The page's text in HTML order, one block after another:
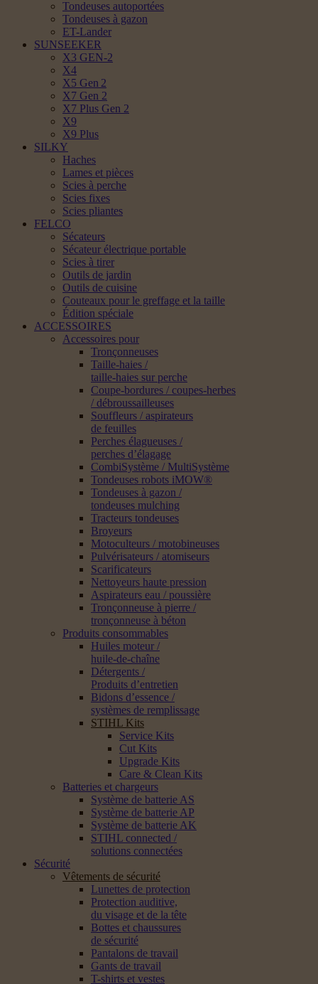
Tondeuses autoportées
Tondeuses à gazon
ET-Lander
SUNSEEKER
X3 GEN-2
X4
X5 Gen 2
X7 Gen 2
X7 Plus Gen 2
X9
X9 Plus
SILKY
Haches
Lames et pièces
Scies à perche
Scies fixes
Scies pliantes
FELCO
Sécateurs
Sécateur électrique portable
Scies à tirer
Outils de jardin
Outils de cuisine
Couteaux pour le greffage et la taille
Édition spéciale
ACCESSOIRES
Accessoires pour
Tronçonneuses
Taille-haies /
taille-haies sur perche
Coupe-bordures / coupes-herbes
/ débroussailleuses
Souffleurs / aspirateurs
de feuilles
Perches élagueuses /
perches d’élagage
CombiSystème / MultiSystème
Tondeuses robots iMOW®
Tondeuses à gazon /
tondeuses mulching
Tracteurs tondeuses
Broyeurs
Motoculteurs / motobineuses
Pulvérisateurs / atomiseurs
Scarificateurs
Nettoyeurs haute pression
Aspirateurs eau / poussière
Tronçonneuse à pierre /
tronçonneuse à béton
Produits consommables
Huiles moteur /
huile-de-chaîne
Détergents /
Produits d’entretien
Bidons d’essence /
systèmes de remplissage
STIHL Kits
Service Kits
Cut Kits
Upgrade Kits
Care & Clean Kits
Batteries et chargeurs
Système de batterie AS
Système de batterie AP
Système de batterie AK
STIHL connected /
solutions connectées
Sécurité
Vêtements de sécurité
Lunettes de protection
Protection auditive,
du visage et de la tête
Bottes et chaussures
de sécurité
Pantalons de travail
Gants de travail
T-shirts et vestes